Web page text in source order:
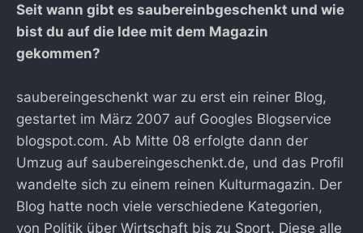
Seit wann gibt es saubereinbgeschenkt und wie
bist du auf die Idee mit dem Magazin
gekommen?
saubereingeschenkt war zu erst ein reiner Blog,
gestartet im März 2007 auf Googles Blogservice
blogspot.com. Ab Mitte 08 erfolgte dann der
Umzug auf saubereingeschenkt.de, und das Profil
wandelte sich zu einem reinen Kulturmagazin. Der
Blog hatte noch viele verschiedene Kategorien,
von Politik über Wirtschaft bis zu Sport. Diese alle